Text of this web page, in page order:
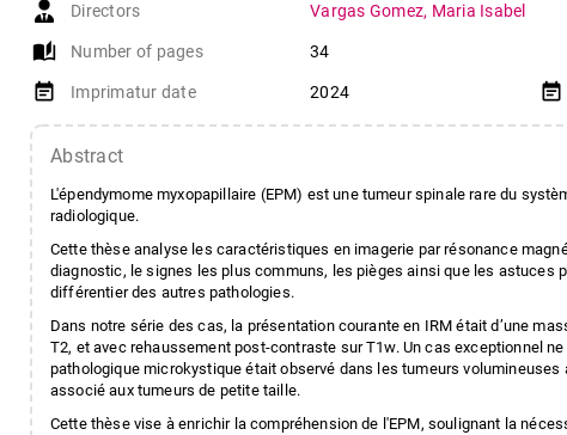
Directors Vargas Gomez, Maria Isabel
auto_stories Number of pages 34
event_note Imprimatur date 2024 event_note
Abstract
L'épendymome myxopapillaire (EPM) est une tumeur spinale rare du
radiologique.
Cette thèse analyse les caractéristiques en imagerie par résonance
diagnostic, le signes les plus communs, les pièges ainsi que les astuces
différentier des autres pathologies.
Dans notre série des cas, la présentation courante en IRM était d’une
T2, et avec rehaussement post-contraste sur T1w. Un cas exceptionnel
pathologique microkystique était observé dans les tumeurs
associé aux tumeurs de petite taille.
Cette thèse vise à enrichir la compréhension de l'EPM, soulignant la